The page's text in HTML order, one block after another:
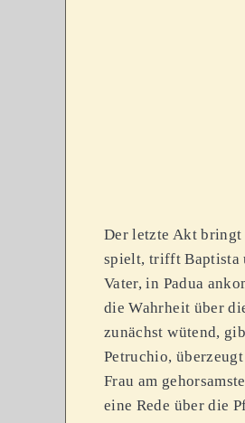
Der letzte Akt bringt
spielt, trifft Baptista
Vater, in Padua
die Wahrheit über
zunächst wütend,
Petruchio,
Frau am
eine Rede über die